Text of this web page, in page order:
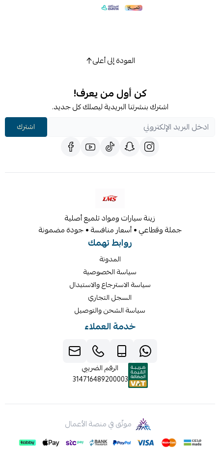
العودة إلى أعلى
كن أول من يعرف!
اشترك بنشرتنا البريدية ليصلك كل جديد.
اشترك
زينة سيارات ومواد تلميع أصلية
جملة وقطاعي • أسعار منافسة • جودة مضمونة
روابط تهمك
المدونة
سياسة الخصوصية
سياسة الاسترجاع والاستبدال
السجل التجاري
سياسة الشحن والتوصيل
خدمة العملاء
الرقم الضريبي
314716489200003
موثّق في منصة الأعمال